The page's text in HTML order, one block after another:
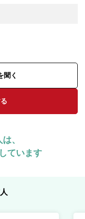
聞く
、
ています